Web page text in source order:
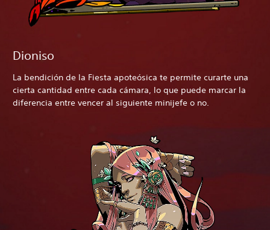
Dioniso
La bendición de la Fiesta apoteósica te permite curarte una
cierta cantidad entre cada cámara, lo que puede marcar la
diferencia entre vencer al siguiente minijefe o no.